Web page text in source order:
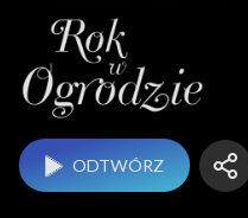
ODTWÓRZ